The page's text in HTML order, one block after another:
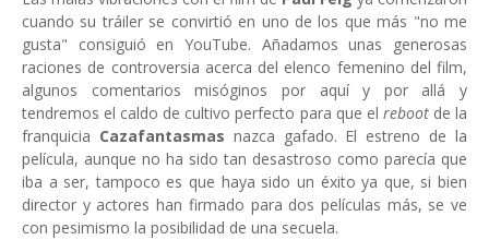
cuando su tráiler se convirtió en uno de los que más "no me
gusta" consiguió en YouTube. Añadamos unas generosas
raciones de controversia acerca del elenco femenino del film,
algunos comentarios misóginos por aquí y por allá y
tendremos el caldo de cultivo perfecto para que el reboot de la
franquicia Cazafantasmas nazca gafado. El estreno de la
película, aunque no ha sido tan desastroso como parecía que
iba a ser, tampoco es que haya sido un éxito ya que, si bien
director y actores han firmado para dos películas más, se ve
con pesimismo la posibilidad de una secuela.